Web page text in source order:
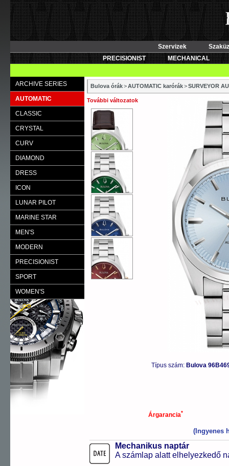
Szervizek
PRECISIONIST
MECHANICAL
ARCHIVE SERIES
AUTOMATIC
CLASSIC
CRYSTAL
CURV
DIAMOND
DRESS
ICON
LUNAR PILOT
MARINE STAR
MEN'S
MODERN
PRECISIONIST
SPORT
WOMEN'S
Bulova órák>AUTOMATIC karórák>SURVEYOR
További változatok
Típus szám: Bulova
Árgarancia*
(Ingyenes
Mechanikus naptár
A számlap alatt elhelyezkedő